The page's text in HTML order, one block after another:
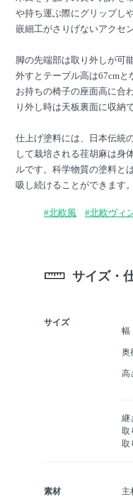
や持ち運ぶ際にグリップし
嵌細工がさりげないアクセ
脚の先端部は取り外しが可
外すとテーブル高は67cm
お持ちの椅子の座面高に合
り外し時は天板裏面に収納
仕上げ塗料には、日本伝統
して栽培される荏胡麻は身
ルです。科学物質の塗料と
吸し続けることができます。
#北欧風 #北欧ヴィ
サイズ・
サイズ
幅
奥
高
継
取
取
素材
主